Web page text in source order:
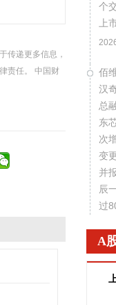
传递更多信息，
责任。 中国财
个
上
佰
汉
总
东
次
变
并
辰
过
据
A